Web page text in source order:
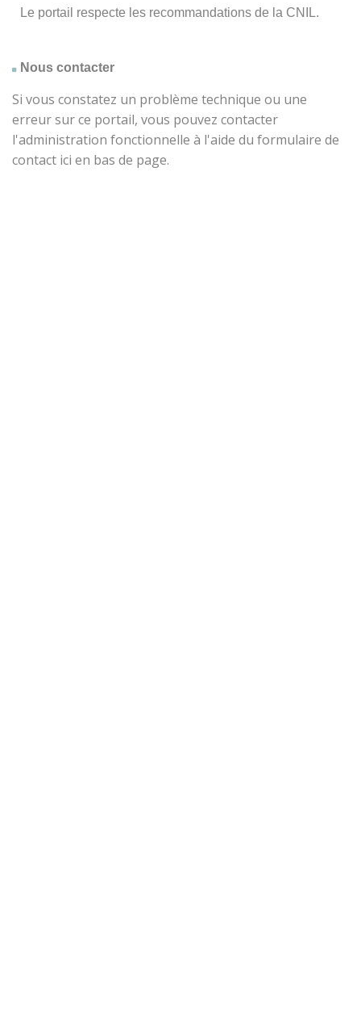
Le portail respecte les recommandations de la CNIL.
Nous contacter
Si vous constatez un problème technique ou une
erreur sur ce portail, vous pouvez contacter
l'administration fonctionnelle à l'aide du formulaire de
contact ici en bas de page.